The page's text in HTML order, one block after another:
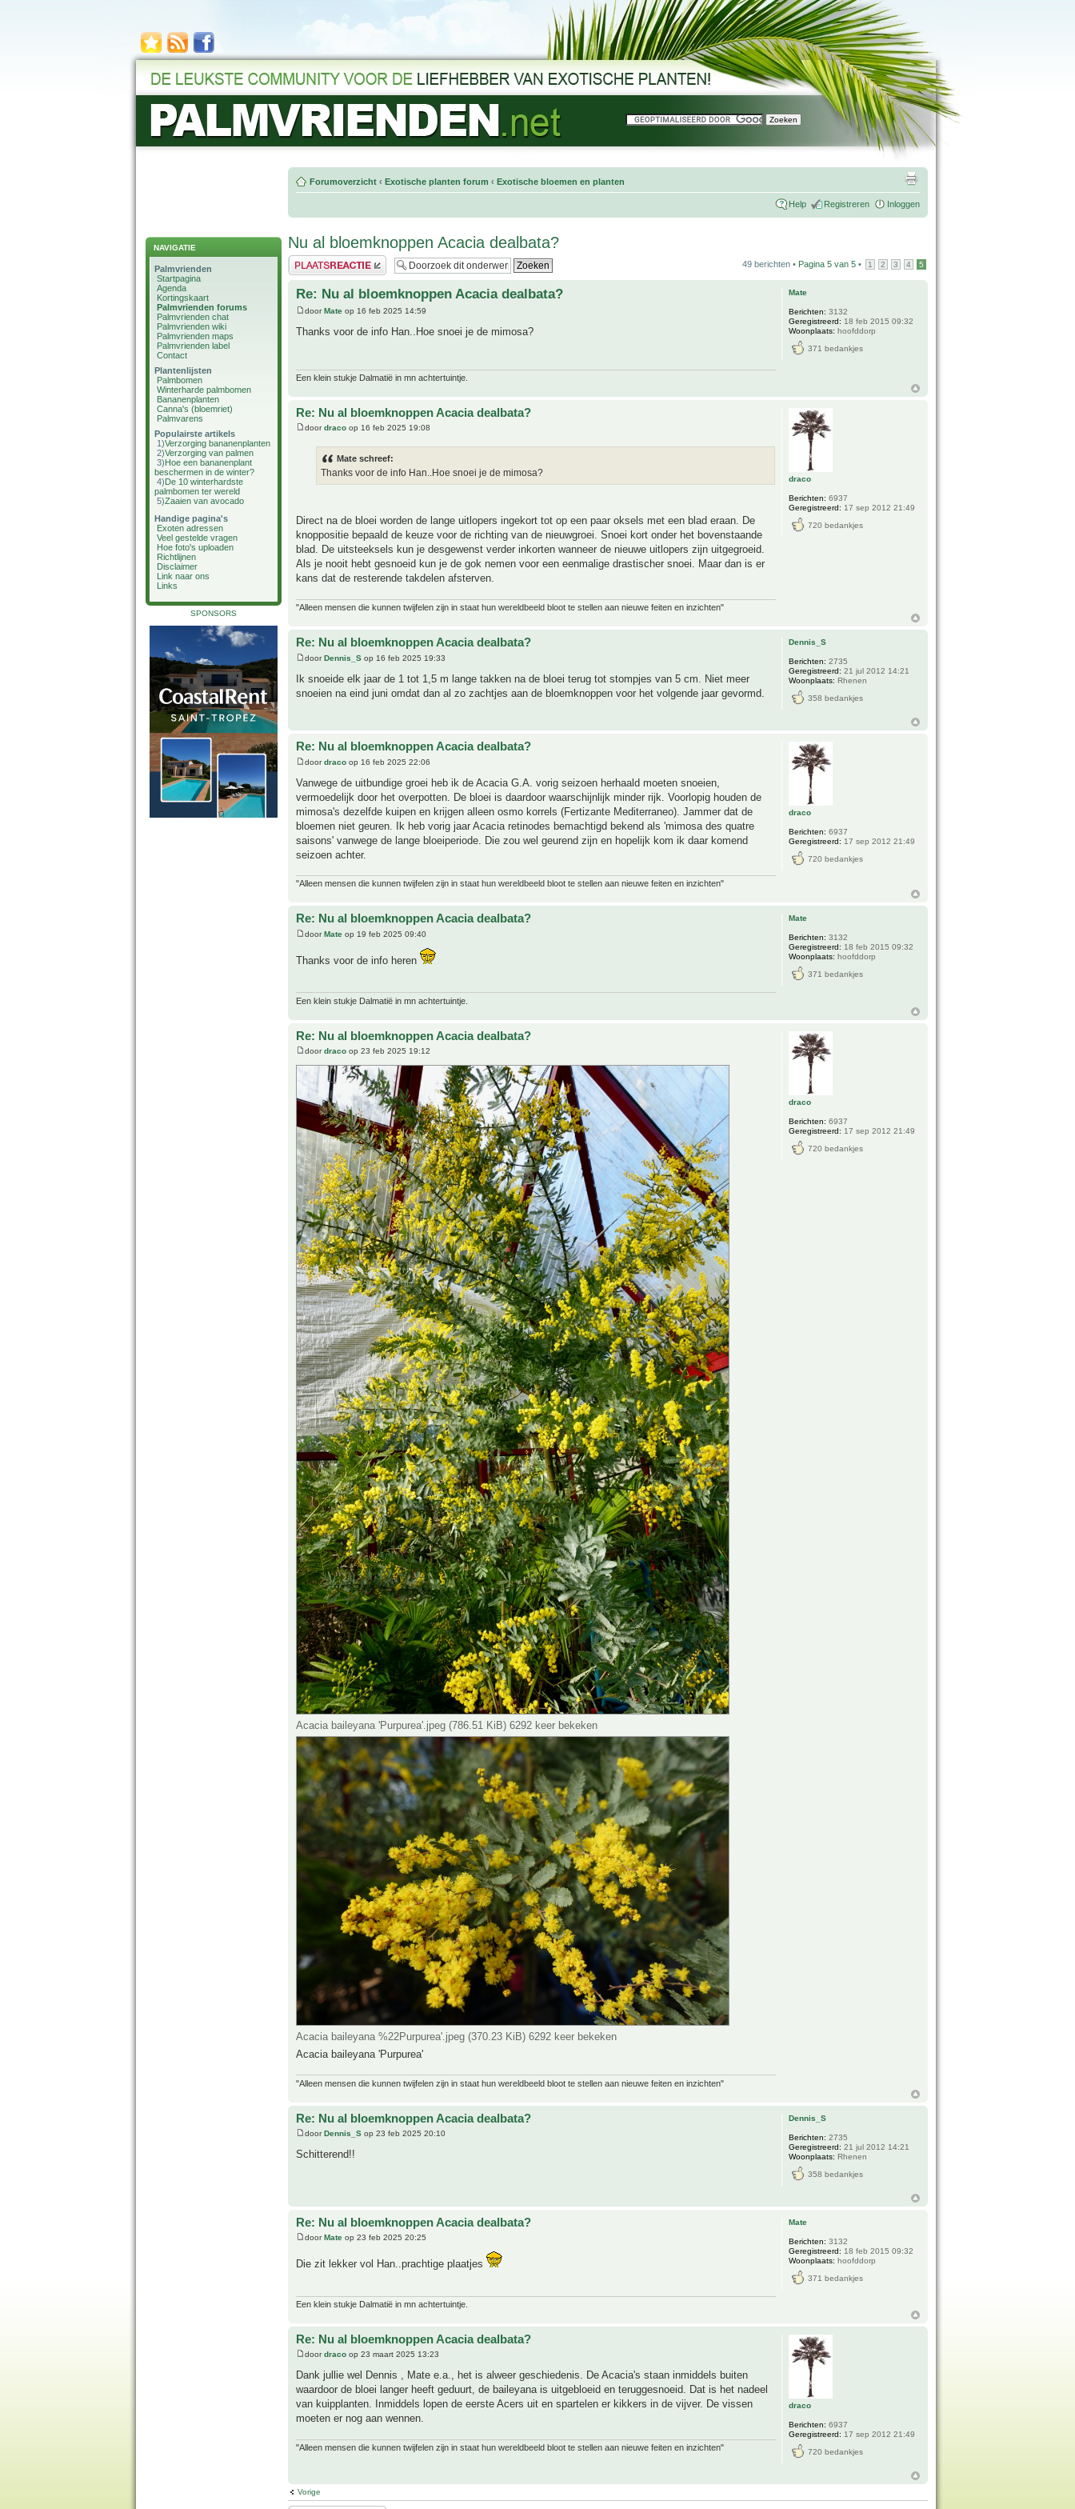
NAVIGATIE
Palmvrienden
Startpagina
Agenda
Kortingskaart
Palmvrienden forums
Palmvrienden chat
Palmvrienden wiki
Palmvrienden maps
Palmvrienden label
Contact
Plantenlijsten
Palmbomen
Winterharde palmbomen
Bananenplanten
Canna's (bloemriet)
Palmvarens
Populairste artikels
1)Verzorging bananenplanten
2)Verzorging van palmen
3)Hoe een bananenplant
beschermen in de winter?
4)De 10 winterhardste
palmbomen ter wereld
5)Zaaien van avocado
Handige pagina's
Exoten adressen
Veel gestelde vragen
Hoe foto's uploaden
Richtlijnen
Disclaimer
Link naar ons
Links
SPONSORS
Forumoverzicht ‹ Exotische planten forum ‹ Exotische bloemen en planten
Help Registreren Inloggen
Nu al bloemknoppen Acacia dealbata?
Plaats een reactie 49 berichten • Pagina 5 van 5 • 1 2 3 4 5
Re: Nu al bloemknoppen Acacia dealbata?
doorMate op 16 feb 2025 14:59
Thanks voor de info Han..Hoe snoei je de mimosa?
Een klein stukje Dalmatië in mn achtertuintje.
Mate
Berichten: 3132
Geregistreerd: 18 feb 2015 09:32
Woonplaats: hoofddorp
371 bedankjes
Re: Nu al bloemknoppen Acacia dealbata?
doordraco op 16 feb 2025 19:08
Mate schreef:
Thanks voor de info Han..Hoe snoei je de mimosa?
Direct na de bloei worden de lange uitlopers ingekort tot op een paar oksels met een blad eraan. De
knoppositie bepaald de keuze voor de richting van de nieuwgroei. Snoei kort onder het bovenstaande
blad. De uitsteeksels kun je desgewenst verder inkorten wanneer de nieuwe uitlopers zijn uitgegroeid.
Als je nooit hebt gesnoeid kun je de gok nemen voor een eenmalige drastischer snoei. Maar dan is er
kans dat de resterende takdelen afsterven.
"Alleen mensen die kunnen twijfelen zijn in staat hun wereldbeeld bloot te stellen aan nieuwe feiten en inzichten"
draco
Berichten: 6937
Geregistreerd: 17 sep 2012 21:49
720 bedankjes
Re: Nu al bloemknoppen Acacia dealbata?
doorDennis_S op 16 feb 2025 19:33
Ik snoeide elk jaar de 1 tot 1,5 m lange takken na de bloei terug tot stompjes van 5 cm. Niet meer
snoeien na eind juni omdat dan al zo zachtjes aan de bloemknoppen voor het volgende jaar gevormd.
Dennis_S
Berichten: 2735
Geregistreerd: 21 jul 2012 14:21
Woonplaats: Rhenen
358 bedankjes
Re: Nu al bloemknoppen Acacia dealbata?
doordraco op 16 feb 2025 22:06
Vanwege de uitbundige groei heb ik de Acacia G.A. vorig seizoen herhaald moeten snoeien,
vermoedelijk door het overpotten. De bloei is daardoor waarschijnlijk minder rijk. Voorlopig houden de
mimosa's dezelfde kuipen en krijgen alleen osmo korrels (Fertizante Mediterraneo). Jammer dat de
bloemen niet geuren. Ik heb vorig jaar Acacia retinodes bemachtigd bekend als 'mimosa des quatre
saisons' vanwege de lange bloeiperiode. Die zou wel geurend zijn en hopelijk kom ik daar komend
seizoen achter.
"Alleen mensen die kunnen twijfelen zijn in staat hun wereldbeeld bloot te stellen aan nieuwe feiten en inzichten"
draco
Berichten: 6937
Geregistreerd: 17 sep 2012 21:49
720 bedankjes
Re: Nu al bloemknoppen Acacia dealbata?
doorMate op 19 feb 2025 09:40
Thanks voor de info heren
Een klein stukje Dalmatië in mn achtertuintje.
Mate
Berichten: 3132
Geregistreerd: 18 feb 2015 09:32
Woonplaats: hoofddorp
371 bedankjes
Re: Nu al bloemknoppen Acacia dealbata?
doordraco op 23 feb 2025 19:12
Acacia baileyana 'Purpurea'.jpeg (786.51 KiB) 6292 keer bekeken
Acacia baileyana %22Purpurea'.jpeg (370.23 KiB) 6292 keer bekeken
Acacia baileyana 'Purpurea'
"Alleen mensen die kunnen twijfelen zijn in staat hun wereldbeeld bloot te stellen aan nieuwe feiten en inzichten"
draco
Berichten: 6937
Geregistreerd: 17 sep 2012 21:49
720 bedankjes
Re: Nu al bloemknoppen Acacia dealbata?
doorDennis_S op 23 feb 2025 20:10
Schitterend!!
Dennis_S
Berichten: 2735
Geregistreerd: 21 jul 2012 14:21
Woonplaats: Rhenen
358 bedankjes
Re: Nu al bloemknoppen Acacia dealbata?
doorMate op 23 feb 2025 20:25
Die zit lekker vol Han..prachtige plaatjes
Een klein stukje Dalmatië in mn achtertuintje.
Mate
Berichten: 3132
Geregistreerd: 18 feb 2015 09:32
Woonplaats: hoofddorp
371 bedankjes
Re: Nu al bloemknoppen Acacia dealbata?
doordraco op 23 maart 2025 13:23
Dank jullie wel Dennis , Mate e.a., het is alweer geschiedenis. De Acacia's staan inmiddels buiten
waardoor de bloei langer heeft geduurt, de baileyana is uitgebloeid en teruggesnoeid. Dat is het nadeel
van kuipplanten. Inmiddels lopen de eerste Acers uit en spartelen er kikkers in de vijver. De vissen
moeten er nog aan wennen.
"Alleen mensen die kunnen twijfelen zijn in staat hun wereldbeeld bloot te stellen aan nieuwe feiten en inzichten"
draco
Berichten: 6937
Geregistreerd: 17 sep 2012 21:49
720 bedankjes
Vorige